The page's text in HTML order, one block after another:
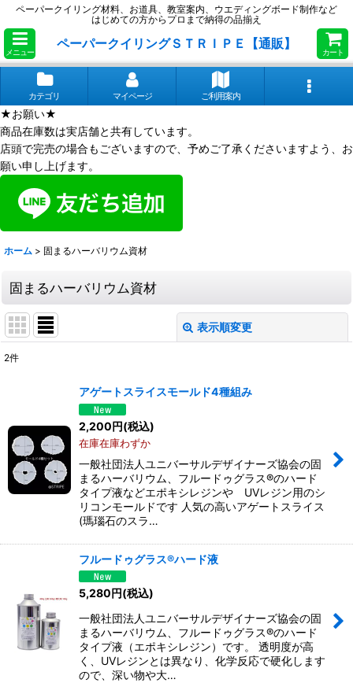
ペーパークイリング材料、お道具、教室案内、ウエディングボード制作など
はじめての方からプロまで納得の品揃え
メニュー
ペーパークイリングＳＴＲＩＰＥ【通販】
カート
カテゴリ マイページ ご利用案内
★お願い★
商品在庫数は実店舗と共有しています。
店頭で完売の場合もございますので、予めご了承くださいますよう、お
願い申し上げます。
ホーム > 固まるハーバリウム資材
固まるハーバリウム資材
表示順変更
絞り込む
2件
アゲートスライスモールド4種組み
2,200円(税込)
在庫在庫わずか
一般社団法人ユニバーサルデザイナーズ協会の固
まるハーバリウム、フルードゥグラス®のハード
タイプ液などエポキシレジンや UVレジン用のシ
リコンモールドです 人気の高いアゲートスライス
(瑪瑙石のスラ…
フルードゥグラス®ハード液
5,280円(税込)
一般社団法人ユニバーサルデザイナーズ協会の固
まるハーバリウム、フルードゥグラス®のハード
タイプ液（エポキシレジン）です。 透明度が高
く、UVレジンとは異なり、化学反応で硬化します
ので、深い物や大…